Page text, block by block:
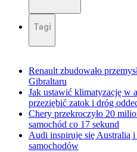
Tagi
Renault zbudowało
Gibraltaru
Jak ustawić klimatyzację w
przeziębić zatok i dróg
Chery przekroczyło 20
samochód co 17 sekund
Audi inspiruje się Australią
samochodów